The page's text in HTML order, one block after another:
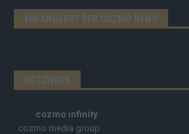
EIN ANGEBOT DER COZMO NEWS
NETZWERK
cozmo infinity
cozmo media group